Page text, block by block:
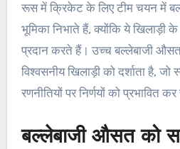
रूस में क्रिकेट के लिए टीम चयन में
भूमिका निभाते हैं, क्योंकि ये खिलाड़ी के
प्रदान करते हैं। उच्च बल्लेबाजी
विश्वसनीय खिलाड़ी को दर्शाता है,
रणनीतियों पर निर्णयों को प्रभावित
बल्लेबाजी औसत को